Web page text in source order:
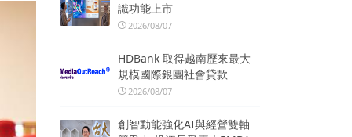
識功能上市
2026/08/07
HDBank 取得越南歷來最大
規模國際銀團社會貸款
2026/08/07
創智動能強化AI與經營雙軸